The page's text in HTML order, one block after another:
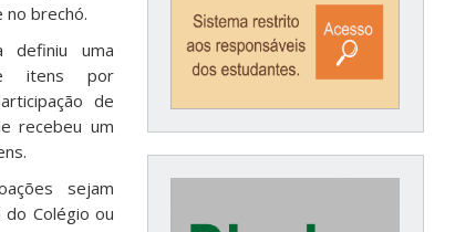
no brechó.
definiu uma
itens por
de
recebeu um
sejam
Colégio ou